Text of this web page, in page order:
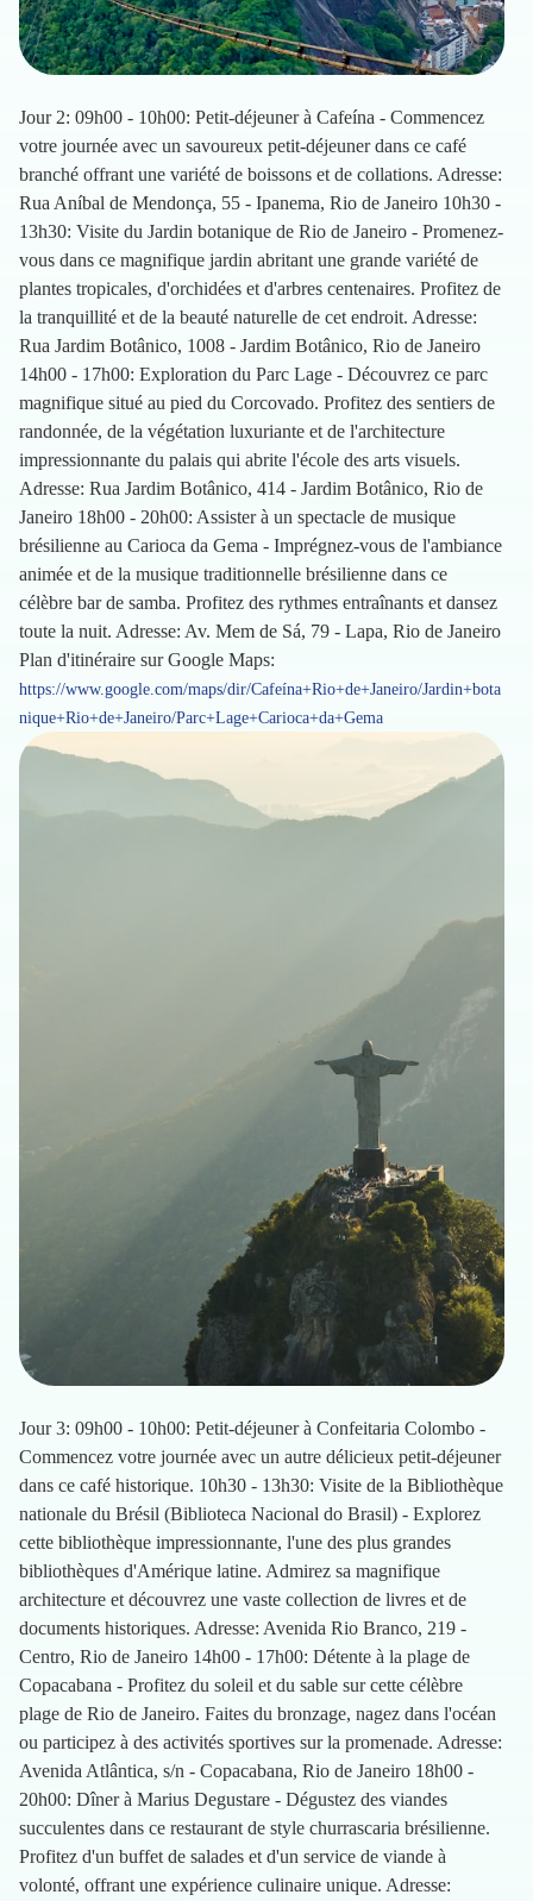
Jour 2: 09h00 - 10h00: Petit-déjeuner à Cafeína - Commencez
votre journée avec un savoureux petit-déjeuner dans ce café
branché offrant une variété de boissons et de collations. Adresse:
Rua Aníbal de Mendonça, 55 - Ipanema, Rio de Janeiro 10h30 -
13h30: Visite du Jardin botanique de Rio de Janeiro - Promenez-
vous dans ce magnifique jardin abritant une grande variété de
plantes tropicales, d'orchidées et d'arbres centenaires. Profitez de
la tranquillité et de la beauté naturelle de cet endroit. Adresse:
Rua Jardim Botânico, 1008 - Jardim Botânico, Rio de Janeiro
14h00 - 17h00: Exploration du Parc Lage - Découvrez ce parc
magnifique situé au pied du Corcovado. Profitez des sentiers de
randonnée, de la végétation luxuriante et de l'architecture
impressionnante du palais qui abrite l'école des arts visuels.
Adresse: Rua Jardim Botânico, 414 - Jardim Botânico, Rio de
Janeiro 18h00 - 20h00: Assister à un spectacle de musique
brésilienne au Carioca da Gema - Imprégnez-vous de l'ambiance
animée et de la musique traditionnelle brésilienne dans ce
célèbre bar de samba. Profitez des rythmes entraînants et dansez
toute la nuit. Adresse: Av. Mem de Sá, 79 - Lapa, Rio de Janeiro
Plan d'itinéraire sur Google Maps:
https://www.google.com/maps/dir/Cafeína+Rio+de+Janeiro/Jardin+bota
nique+Rio+de+Janeiro/Parc+Lage+Carioca+da+Gema
Jour 3: 09h00 - 10h00: Petit-déjeuner à Confeitaria Colombo -
Commencez votre journée avec un autre délicieux petit-déjeuner
dans ce café historique. 10h30 - 13h30: Visite de la Bibliothèque
nationale du Brésil (Biblioteca Nacional do Brasil) - Explorez
cette bibliothèque impressionnante, l'une des plus grandes
bibliothèques d'Amérique latine. Admirez sa magnifique
architecture et découvrez une vaste collection de livres et de
documents historiques. Adresse: Avenida Rio Branco, 219 -
Centro, Rio de Janeiro 14h00 - 17h00: Détente à la plage de
Copacabana - Profitez du soleil et du sable sur cette célèbre
plage de Rio de Janeiro. Faites du bronzage, nagez dans l'océan
ou participez à des activités sportives sur la promenade. Adresse:
Avenida Atlântica, s/n - Copacabana, Rio de Janeiro 18h00 -
20h00: Dîner à Marius Degustare - Dégustez des viandes
succulentes dans ce restaurant de style churrascaria brésilienne.
Profitez d'un buffet de salades et d'un service de viande à
volonté, offrant une expérience culinaire unique. Adresse: